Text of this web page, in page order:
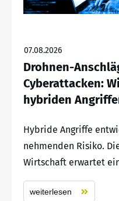
07.08.2026
Drohnen-
Cyberattacken:
hybriden
Hybride Angriffe
nehmenden Risiko.
Wirtschaft erwartet
weiterlesen